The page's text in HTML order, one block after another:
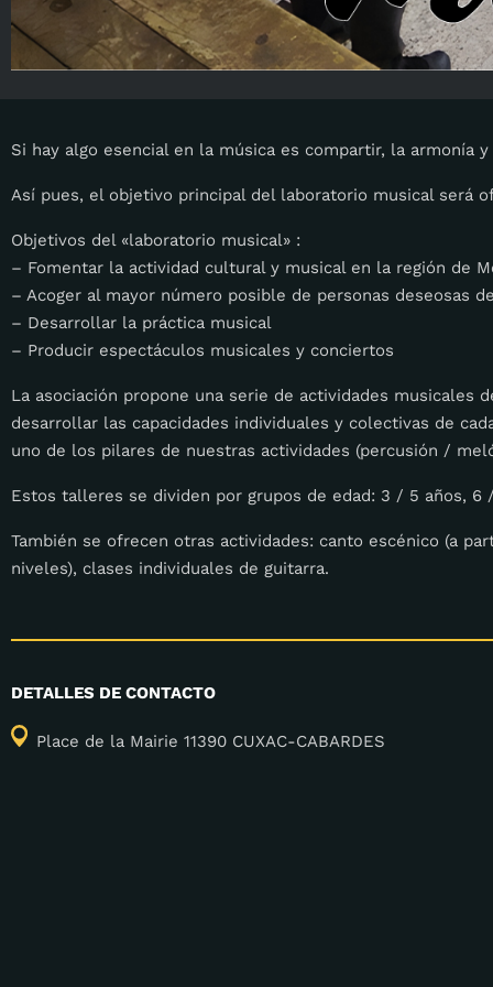
Si hay algo esencial en la música es compartir, la armonía
Así pues, el objetivo principal del laboratorio musical será
Objetivos del «laboratorio musical» :
– Fomentar la actividad cultural y musical en la región de
– Acoger al mayor número posible de personas deseosas
– Desarrollar la práctica musical
– Producir espectáculos musicales y conciertos
La asociación propone una serie de actividades musicales
desarrollar las capacidades individuales y colectivas de
uno de los pilares de nuestras actividades (percusión /
Estos talleres se dividen por grupos de edad: 3 / 5 años, 6
También se ofrecen otras actividades: canto escénico (a
niveles), clases individuales de guitarra.
DETALLES DE CONTACTO
Place de la Mairie 11390 CUXAC-CABARDES